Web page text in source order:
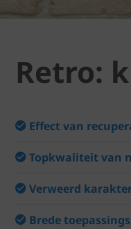
Retro:
Effect van
Topkwaliteit van
Verweerd
Brede